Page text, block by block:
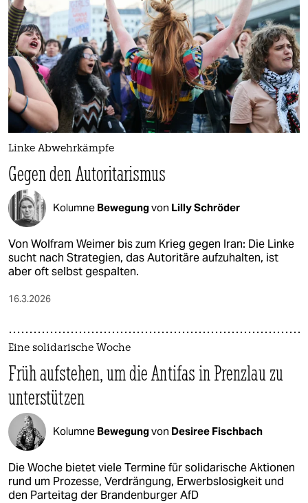
Linke Abwehrkämpfe
Gegen den Autoritarismus
Kolumne Bewegungvon Lilly Schröder
Von Wolfram Weimer bis zum Krieg gegen Iran: Die Linke
sucht nach Strategien, das Autoritäre aufzuhalten, ist
aber oft selbst gespalten.
16.3.2026
Eine solidarische Woche
Früh aufstehen, um die Antifas in Prenzlau zu
unterstützen
Kolumne Bewegungvon Desiree Fischbach
Die Woche bietet viele Termine für solidarische Aktionen
rund um Prozesse, Verdrängung, Erwerbslosigkeit und
den Parteitag der Brandenburger AfD